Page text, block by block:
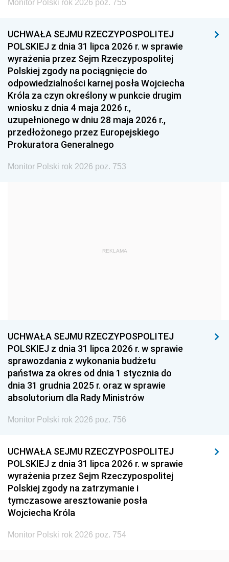
1996 1995 1994
1993 1992 1991
1990 1989
1987 1986 1985
1984 1983
1981 1980 1979
1978 1977
1975 1974
1959
1939 1938 1937
1936 1930
Monitor Polski rok 2026 poz. 755
UCHWAŁA SEJMU RZECZYPOSPOLITEJ
POLSKIEJ z dnia 31 lipca 2026 r. w sprawie
wyrażenia przez Sejm Rzeczypospolitej
Polskiej zgody na pociągnięcie do
odpowiedzialności karnej posła Wojciecha
Króla za czyn określony w punkcie drugim
wniosku z dnia 4 maja 2026 r.,
uzupełnionego w dniu 28 maja 2026 r.,
przedłożonego przez Europejskiego
Prokuratora Generalnego
Monitor Polski rok 2026 poz. 753
REKLAMA
UCHWAŁA SEJMU RZECZYPOSPOLITEJ
POLSKIEJ z dnia 31 lipca 2026 r. w sprawie
sprawozdania z wykonania budżetu
państwa za okres od dnia 1 stycznia do
dnia 31 grudnia 2025 r. oraz w sprawie
absolutorium dla Rady Ministrów
Monitor Polski rok 2026 poz. 756
UCHWAŁA SEJMU RZECZYPOSPOLITEJ
POLSKIEJ z dnia 31 lipca 2026 r. w sprawie
wyrażenia przez Sejm Rzeczypospolitej
Polskiej zgody na zatrzymanie i
tymczasowe aresztowanie posła
Wojciecha Króla
Monitor Polski rok 2026 poz. 754